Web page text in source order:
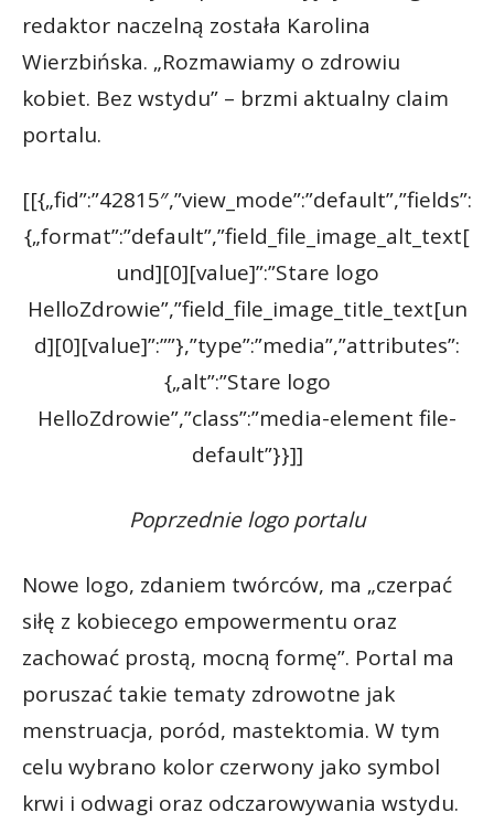
redaktor naczelną została Karolina
Wierzbińska. „Rozmawiamy o zdrowiu
kobiet. Bez wstydu” – brzmi aktualny claim
portalu.
[[{„fid”:”42815″,”view_mode”:”default”,”fields”:
{„format”:”default”,”field_file_image_alt_text[
und][0][value]”:”Stare logo
HelloZdrowie”,”field_file_image_title_text[un
d][0][value]”:””},”type”:”media”,”attributes”:
{„alt”:”Stare logo
HelloZdrowie”,”class”:”media-element file-
default”}}]]
Poprzednie logo portalu
Nowe logo, zdaniem twórców, ma „czerpać
siłę z kobiecego empowermentu oraz
zachować prostą, mocną formę”. Portal ma
poruszać takie tematy zdrowotne jak
menstruacja, poród, mastektomia. W tym
celu wybrano kolor czerwony jako symbol
krwi i odwagi oraz odczarowywania wstydu.